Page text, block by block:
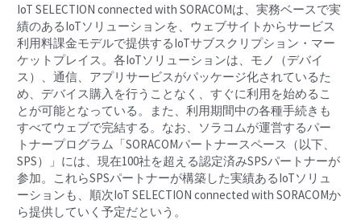
IoT SELECTION connected with SORACOMは、実務ベースで実
績のあるIoTソリューションを、ウェブサイトからサービス
利用料課金モデルで提供するIoTサブスクリプション・マー
ケットプレイス。各IoTソリューションは、モノ（デバイ
ス）、通信、アプリサービスがパッケージ化されているた
め、デバイス購入を行うことなく、すぐに利用を始めるこ
とが可能となっている。また、利用期間中の各種手続きも
すべてウェブで完結する。なお、ソラコムが運営するパー
トナープログラム「SORACOMパートナースペース（以下、
SPS）」には、現在100社を超える認定済みSPSパートナーが
参加。これらSPSパートナーが構築した実績あるIoTソリュ
ーションも、順次IoT SELECTION connected with SORACOMか
ら提供していく予定だという。